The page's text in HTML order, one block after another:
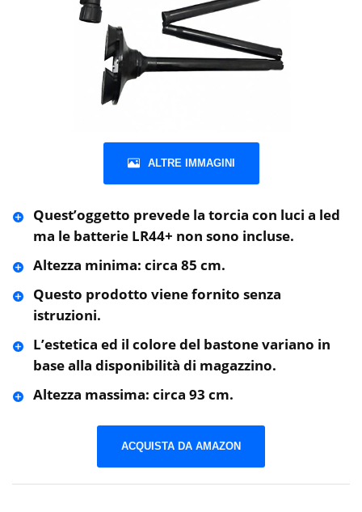
ALTRE IMMAGINI
Quest’oggetto prevede la torcia con luci a led
ma le batterie LR44+ non sono incluse.
Altezza minima: circa 85 cm.
Questo prodotto viene fornito senza
istruzioni.
L’estetica ed il colore del bastone variano in
base alla disponibilità di magazzino.
Altezza massima: circa 93 cm.
ACQUISTA DA AMAZON